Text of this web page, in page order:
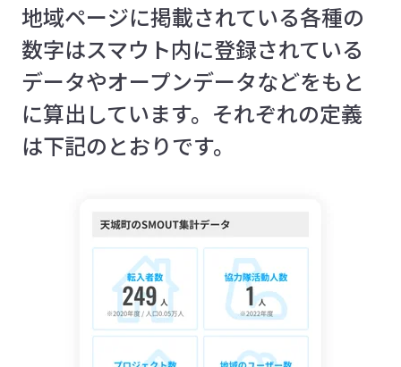
地域ページに掲載されている各種の
数字はスマウト内に登録されている
データやオープンデータなどをもと
に算出しています。それぞれの定義
は下記のとおりです。